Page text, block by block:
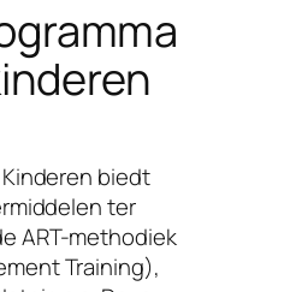
biedt
ter
ART-methodiek
Training),